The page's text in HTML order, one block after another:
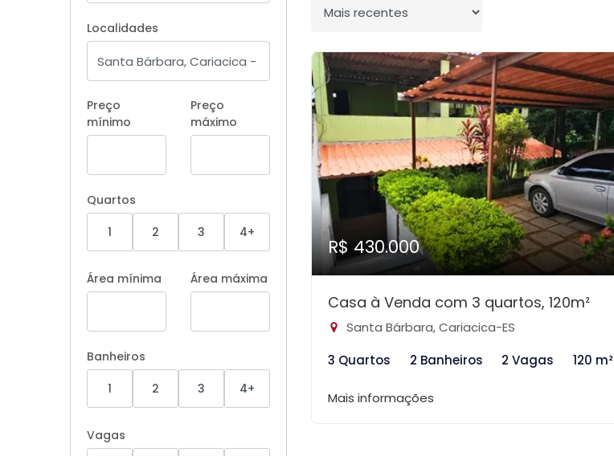
Localidades
Preço
mínimo
Preço
máximo
Quartos
1
2 3 4+
Área mínima Área máxima
Banheiros
1
2 3 4+
Vagas
Ordenar por
R$ 430.000
Casa à Venda com 3 quartos, 120m²
Santa Bárbara, Cariacica-ES
3 Quartos
2 Banheiros 2 Vagas 120 m²
Mais informações